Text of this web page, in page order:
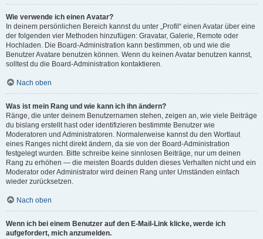
Wie verwende ich einen Avatar?
In deinem persönlichen Bereich kannst du unter „Profil“ einen Avatar über eine
der folgenden vier Methoden hinzufügen: Gravatar, Galerie, Remote oder
Hochladen. Die Board-Administration kann bestimmen, ob und wie die
Benutzer Avatare benutzen können. Wenn du keinen Avatar benutzen kannst,
solltest du die Board-Administration kontaktieren.
Nach oben
Was ist mein Rang und wie kann ich ihn ändern?
Ränge, die unter deinem Benutzernamen stehen, zeigen an, wie viele Beiträge
du bislang erstellt hast oder identifizieren bestimmte Benutzer wie
Moderatoren und Administratoren. Normalerweise kannst du den Wortlaut
eines Ranges nicht direkt ändern, da sie von der Board-Administration
festgelegt wurden. Bitte schreibe keine sinnlosen Beiträge, nur um deinen
Rang zu erhöhen — die meisten Boards dulden dieses Verhalten nicht und ein
Moderator oder Administrator wird deinen Rang unter Umständen einfach
wieder zurücksetzen.
Nach oben
Wenn ich bei einem Benutzer auf den E-Mail-Link klicke, werde ich
aufgefordert, mich anzumelden.